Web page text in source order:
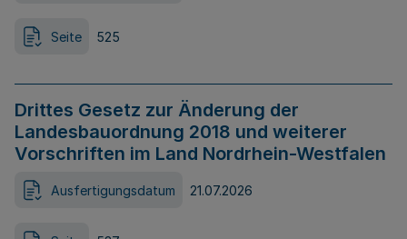
Seite 525
Drittes Gesetz zur Änderung der
Landesbauordnung 2018 und weiterer
Vorschriften im Land Nordrhein-Westfalen
Ausfertigungsdatum 21.07.2026